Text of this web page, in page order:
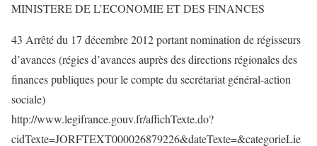
MINISTERE DE L’ECONOMIE ET DES FINANCES
43 Arrêté du 17 décembre 2012 portant nomination de régisseurs
d’avances (régies d’avances auprès des directions régionales des
finances publiques pour le compte du secrétariat général-action
sociale)
http://www.legifrance.gouv.fr/affichTexte.do?
cidTexte=JORFTEXT000026879226&dateTexte=&categorieLie